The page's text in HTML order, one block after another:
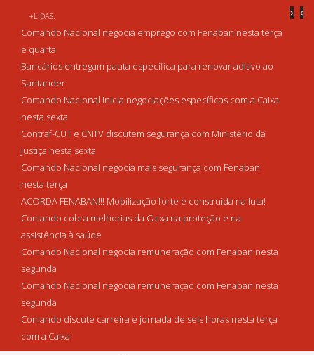
+LIDAS:
Comando Nacional negocia emprego com Fenaban nesta terça
e quarta
Bancários entregam pauta específica para renovar aditivo ao
Santander
Comando Nacional inicia negociações específicas com a Caixa
nesta sexta
Contraf-CUT e CNTV discutem segurança com Ministério da
Justiça nesta sexta
Comando Nacional negocia mais segurança com Fenaban
nesta terça
ACORDA FENABAN!!! Mobilização forte é construída na luta!
Comando cobra melhorias da Caixa na proteção e na
assistência à saúde
Comando Nacional negocia remuneração com Fenaban nesta
segunda
Comando Nacional negocia remuneração com Fenaban nesta
segunda
Comando discute carreira e jornada de seis horas nesta terça
com a Caixa